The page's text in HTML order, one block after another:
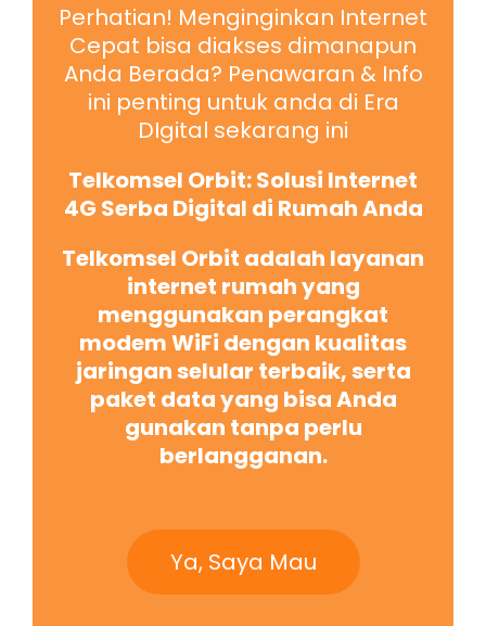
Perhatian! Menginginkan Internet
Cepat bisa diakses dimanapun
Anda Berada? Penawaran & Info
ini penting untuk anda di Era
DIgital sekarang ini
Telkomsel Orbit: Solusi Internet
4G Serba Digital di Rumah Anda
Telkomsel Orbit adalah layanan
internet rumah yang
menggunakan perangkat
modem WiFi dengan kualitas
jaringan selular terbaik, serta
paket data yang bisa Anda
gunakan tanpa perlu
berlangganan.
Ya, Saya Mau